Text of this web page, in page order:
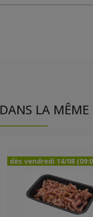
DANS LA
dès vendredi 14/08